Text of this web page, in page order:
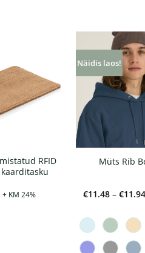
RFID
+ KM 24%
Näidis laos!
Müts Rib
€11.48 – €11.94